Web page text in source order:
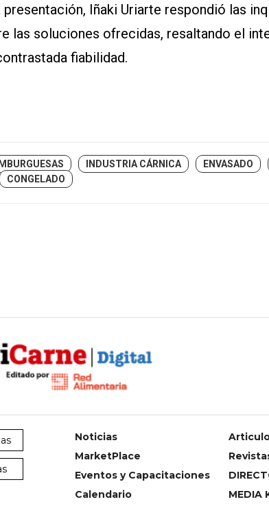
presentación, Iñaki Uriarte respondió las
las soluciones ofrecidas, resaltando el
fiabilidad.
INDUSTRIA CÁRNICA ENVASADO
CONGELADO
Noticias
MarketPlace
Eventos y Capacitaciones
Calendario
MEDIA